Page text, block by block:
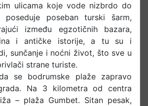
ulicama koje vode nizbrdo do
poseduje poseban turski šarm,
između egzotičnih bazara,
i antičke istorije, a tu su i
sunčanje i noćni život, što sve u
strane turiste.
se bodrumske plaže zapravo
Na 3 kilometra od centra
– plaža Gumbet. Sitan pesak,